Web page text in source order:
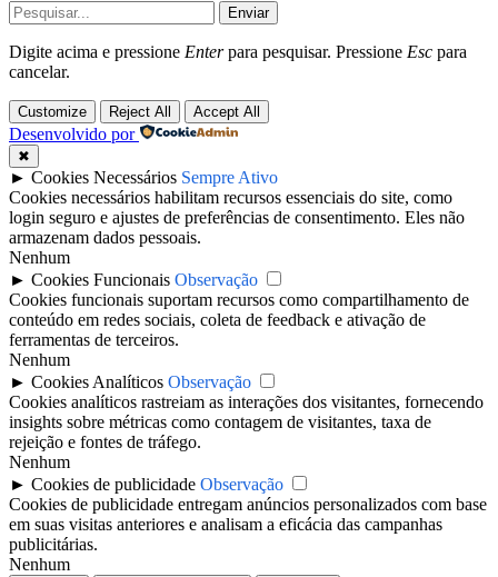
Enviar
Digite acima e pressione Enterpara pesquisar. Pressione Esc para
cancelar.
Customize Reject All Accept All
Desenvolvido por
✖
► Cookies Necessários Sempre Ativo
Cookies necessários habilitam recursos essenciais do site, como
login seguro e ajustes de preferências de consentimento. Eles não
armazenam dados pessoais.
Nenhum
► Cookies Funcionais Observação
Cookies funcionais suportam recursos como compartilhamento de
conteúdo em redes sociais, coleta de feedback e ativação de
ferramentas de terceiros.
Nenhum
► Cookies Analíticos Observação
Cookies analíticos rastreiam as interações dos visitantes, fornecendo
insights sobre métricas como contagem de visitantes, taxa de
rejeição e fontes de tráfego.
Nenhum
► Cookies de publicidade Observação
Cookies de publicidade entregam anúncios personalizados com base
em suas visitas anteriores e analisam a eficácia das campanhas
publicitárias.
Nenhum